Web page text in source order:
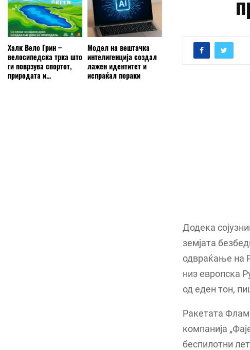
Додека
земјата
одвраќање на
низ европска
од еден тон,
Ракетата
компанија
беспилотни
Халк Вело Грин –
велосипедска трка што
ги поврзува спортот,
природата и...
Модел на вештачка
интелигенција создал
лажен идентитет и
испраќал пораки